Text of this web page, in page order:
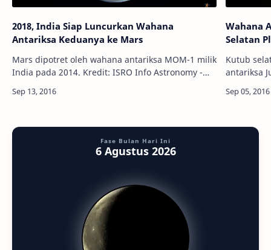
2018, India Siap Luncurkan Wahana
Antariksa Keduanya ke Mars
Mars dipotret oleh wahana antariksa MOM-1 milik
India pada 2014. Kredit: ISRO Info Astronomy -
kembali ke Mars dengan wahana…
Wahana
Selatan
Kutub
antariksa
Juno
Fase Bulan Hari Ini
6 Agustus 2026